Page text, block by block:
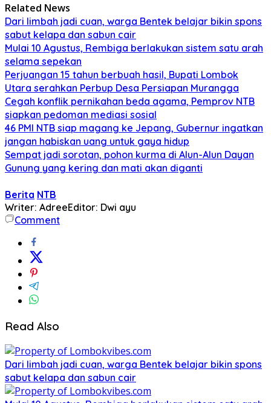
Related News
Dari limbah jadi cuan, warga Bentek belajar bikin spons
sabut kelapa dan sabun cair
Mulai 10 Agustus, Rembiga berlakukan sistem satu arah
selama sepekan
Perjuangan 15 tahun berbuah hasil, Bupati Lombok
Utara serahkan Perbup Desa Persiapan Murangga
Cegah konflik pernikahan beda agama, Pemprov NTB
siapkan pedoman mediasi sosial
46 PMI NTB siap magang ke Jepang, Gubernur ingatkan
jangan habiskan uang untuk gaya hidup
Sempat jadi sorotan, pohon kurma di Alun-Alun Dayan
Gunung yang kering dan mati akan diganti
Berita NTB
Writer: AdreeEditor: Dwi ayu
Comment
Read Also
Dari limbah jadi cuan, warga Bentek belajar bikin spons
sabut kelapa dan sabun cair